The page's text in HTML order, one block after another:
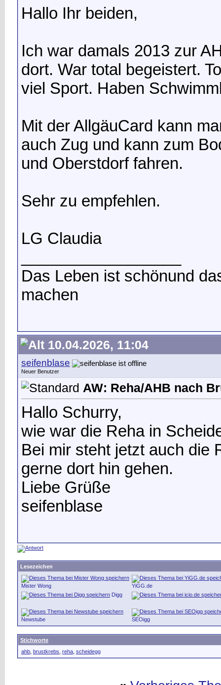
Hallo Ihr beiden,
Ich war damals 2013 zur
dort. War total begeistert.
viel Sport. Haben
Mit der AllgäuCard kann
auch Zug und kann zum
und Oberstdorf fahren.
Sehr zu empfehlen.
LG Claudia
Das Leben ist schönund
machen
10.04.2026, 11:04
seifenblase
Neuer Benutzer
AW: Reha/AHB nach
Hallo Schurry,
wie war die Reha in
Bei mir steht jetzt auch die
gerne dort hin gehen.
Liebe Grüße
seifenblase
Lesezeichen
Mister Wong
YiGG.de
Digg
Newstube SEOigg
Stichworte
ahb brustkrebs reha scheidegg